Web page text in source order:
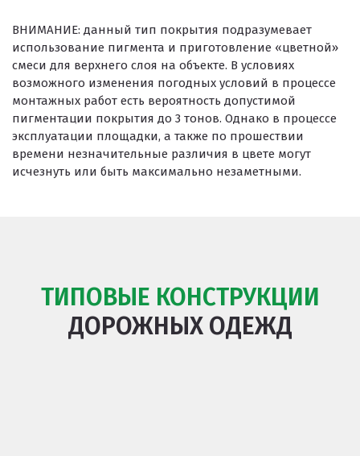
ВНИМАНИЕ: данный тип покрытия подразумевает
использование пигмента и приготовление «цветной»
смеси для верхнего слоя на объекте. В условиях
возможного изменения погодных условий в процессе
монтажных работ есть вероятность допустимой
пигментации покрытия до 3 тонов. Однако в процессе
эксплуатации площадки, а также по прошествии
времени незначительные различия в цвете могут
исчезнуть или быть максимально незаметными.
ТИПОВЫЕ КОНСТРУКЦИИ
ДОРОЖНЫХ ОДЕЖД